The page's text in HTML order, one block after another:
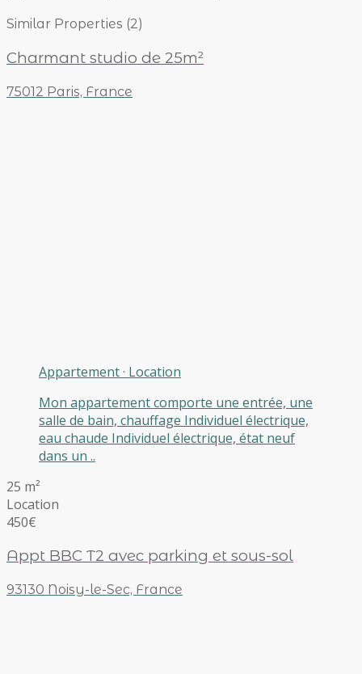
Similar Properties (2)
Charmant studio de 25m²
75012 Paris, France
Appartement· Location
Mon appartement comporte une entrée, une
salle de bain, chauffage Individuel électrique,
eau chaude Individuel électrique, état neuf
dans un ..
25 m²
Location
450€
Appt BBC T2 avec parking et sous-sol
93130 Noisy-le-Sec, France